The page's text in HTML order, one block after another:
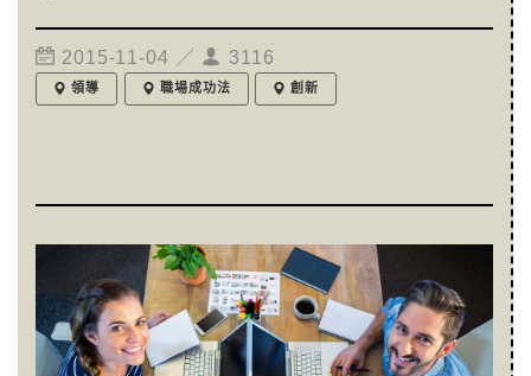
2015-11-04 ／ 3116
領導 職場成功法 創新